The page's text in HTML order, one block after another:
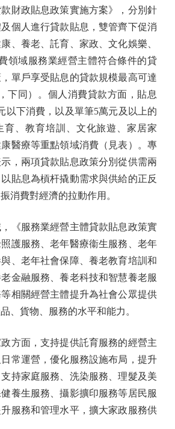
財政貼息政策實施方案》，分別針
個人進行貸款貼息，雙管齊下促消
、養老、託育、家政、文化娛樂、
領域服務業經營主體符合條件的貸
單戶享受貼息的貸款規模最高可達
下同）。個人消費貸款方面，貼息
以下消費，以及單筆5萬元及以上的
育、教育培訓、文化旅遊、家居家
醫療等重點領域消費（見表）。專
，兩項貸款貼息政策分別從供需兩
貼息為槓杆撬動需求與供給的正反
消費對經濟的拉動作用。
服務業經營主體貸款貼息政策實
護服務、老年醫療衞生服務、老年
、老年社會保障、養老教育培訓和
金融服務、養老科技和智慧養老服
相關經營主體提升為社會公眾提供
、貨物、服務的水平和能力。
面，支持提供託育服務的經營主
常運營，優化服務設施布局，提升
持家庭服務、洗染服務、理髮及美
養生服務、攝影擴印服務等居民服
服務和管理水平，擴大家政服務供